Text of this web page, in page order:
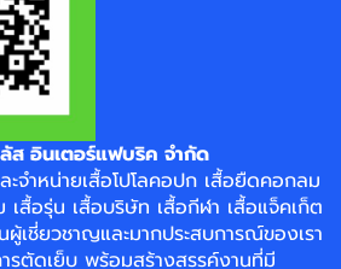
ส อินเตอร์แฟบริค จำกัด
ะจำหน่ายเสื้อโปโลคอปก เสื้อยืดคอกลม
เสื้อรุ่น เสื้อบริษัท เสื้อกีฬา เสื้อแจ็คเก็ต
ชี่ยวชาญและมากประสบการณ์ของเรา
รตัดเย็บ พร้อมสร้างสรรค์งานที่มี